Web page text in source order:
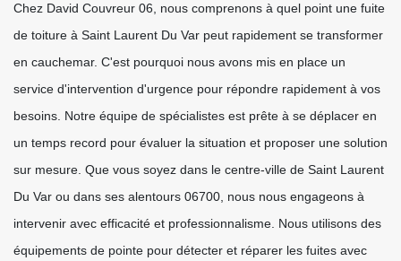
Chez David Couvreur 06, nous comprenons à quel point une fuite
de toiture à Saint Laurent Du Var peut rapidement se transformer
en cauchemar. C'est pourquoi nous avons mis en place un
service d'intervention d'urgence pour répondre rapidement à vos
besoins. Notre équipe de spécialistes est prête à se déplacer en
un temps record pour évaluer la situation et proposer une solution
sur mesure. Que vous soyez dans le centre-ville de Saint Laurent
Du Var ou dans ses alentours 06700, nous nous engageons à
intervenir avec efficacité et professionnalisme. Nous utilisons des
équipements de pointe pour détecter et réparer les fuites avec